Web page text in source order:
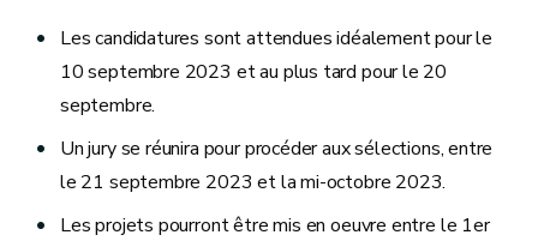
Les candidatures sont attendues idéalement pour le
10 septembre 2023 et au plus tard pour le 20
septembre.
Un jury se réunira pour procéder aux sélections, entre
le 21 septembre 2023 et la mi-octobre 2023.
Les projets pourront être mis en oeuvre entre le 1er